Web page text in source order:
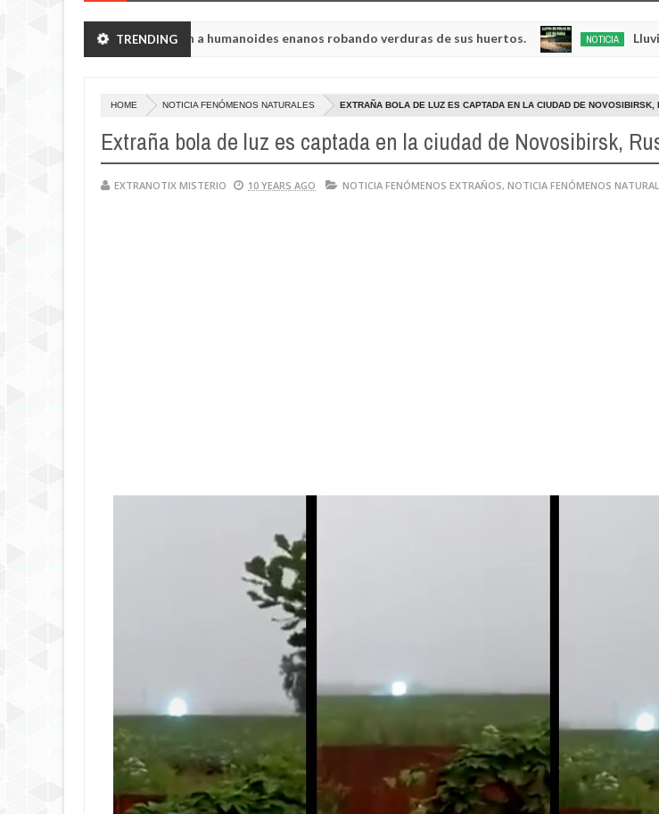
TRENDING
de Chelyabinsk vieron a humanoides enanos robando verduras de sus huertos. NOTICIA Lluvia de
HOME NOTICIA FENÓMENOS NATURALES EXTRAÑA BOLA DE LUZ ES CAPTADA EN LA CIUDAD DE NOVOSIBIRSK,
Extraña bola de luz es captada en la ciudad de Novosibirsk,
EXTRANOTIX MISTERIO 10 YEARS AGO NOTICIA FENÓMENOS EXTRAÑOS, NOTICIA FENÓMENOS